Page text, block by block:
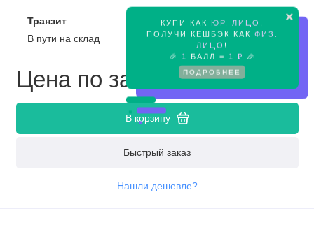
×
КУПИ КАК ЮР. ЛИЦО
ПОЛУЧИ КЕШБЭК КАК ФИЗ.
ЛИЦО !
🎉 1 БАЛЛ = 1 ₽ 🎉
ПОДРОБНЕЕ
Транзит
Предзаказ
В пути на склад
Цена по запросу
В корзину
Быстрый заказ
Нашли дешевле?